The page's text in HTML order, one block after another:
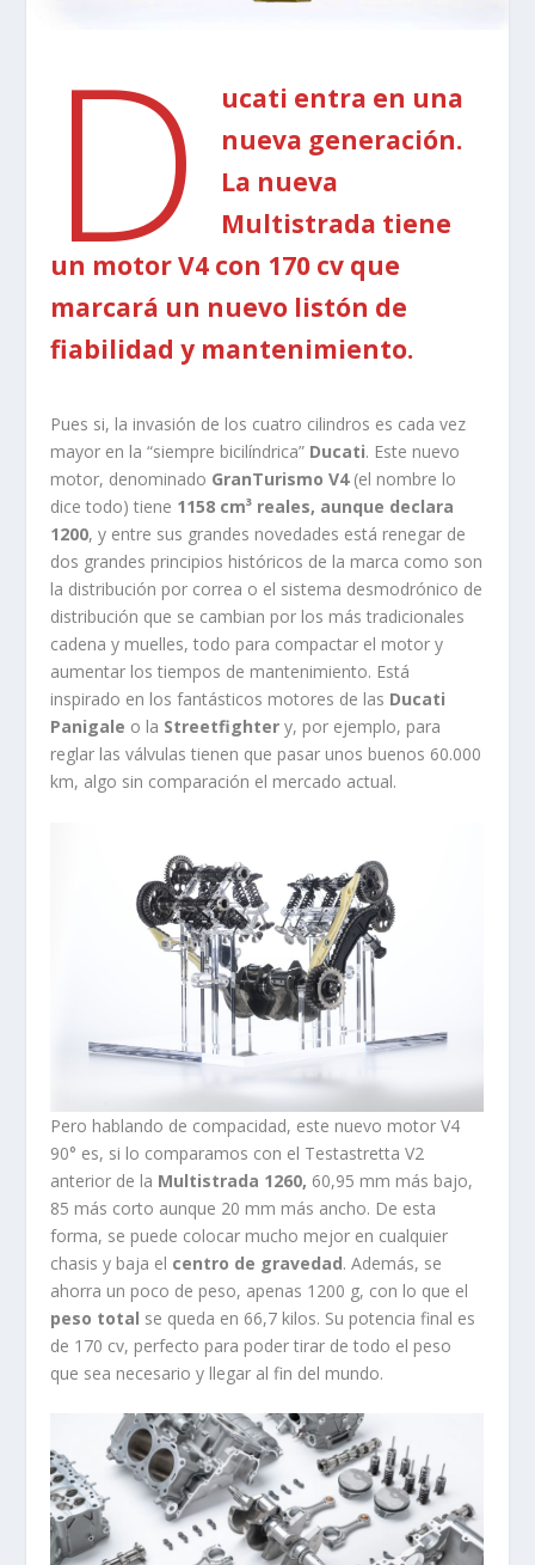
D
ucati entra en una
nueva generación.
La nueva
Multistrada tiene
un motor V4 con 170 cv que
marcará un nuevo listón de
fiabilidad y mantenimiento.
Pues si, la invasión de los cuatro cilindros es cada vez
mayor en la “siempre bicilíndrica” Ducati. Este nuevo
motor, denominado GranTurismo V4 (el nombre lo
dice todo) tiene 1158 cm³ reales, aunque declara
1200, y entre sus grandes novedades está renegar de
dos grandes principios históricos de la marca como son
la distribución por correa o el sistema desmodrónico de
distribución que se cambian por los más tradicionales
cadena y muelles, todo para compactar el motor y
aumentar los tiempos de mantenimiento. Está
inspirado en los fantásticos motores de las Ducati
Panigale o la Streetfightery, por ejemplo, para
reglar las válvulas tienen que pasar unos buenos 60.000
km, algo sin comparación el mercado actual.
Pero hablando de compacidad, este nuevo motor V4
90° es, si lo comparamos con el Testastretta V2
anterior de la Multistrada 1260, 60,95 mm más bajo,
85 más corto aunque 20 mm más ancho. De esta
forma, se puede colocar mucho mejor en cualquier
chasis y baja el centro de gravedad. Además, se
ahorra un poco de peso, apenas 1200 g, con lo que el
peso total se queda en 66,7 kilos. Su potencia final es
de 170 cv, perfecto para poder tirar de todo el peso
que sea necesario y llegar al fin del mundo.